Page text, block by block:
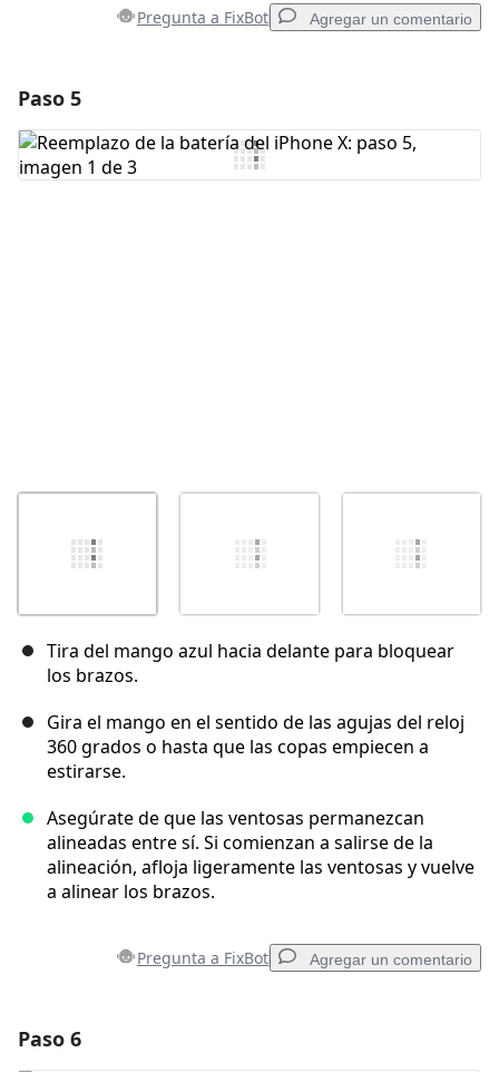
Pregunta a FixBot Agregar un comentario
Agregar Comentario
Paso 5
Tira del mango azul hacia delante para bloquear
los brazos.
Gira el mango en el sentido de las agujas del reloj
360 grados o hasta que las copas empiecen a
estirarse.
Asegúrate de que las ventosas permanezcan
alineadas entre sí. Si comienzan a salirse de la
alineación, afloja ligeramente las ventosas y vuelve
a alinear los brazos.
Pregunta a FixBot Agregar un comentario
Paso 6